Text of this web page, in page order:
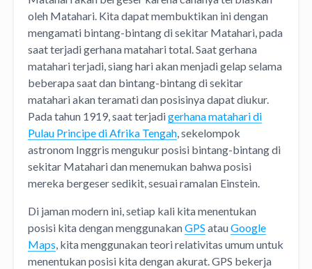
oleh Matahari. Kita dapat membuktikan ini dengan
mengamati bintang-bintang di sekitar Matahari, pada
saat terjadi gerhana matahari total. Saat gerhana
matahari terjadi, siang hari akan menjadi gelap selama
beberapa saat dan bintang-bintang di sekitar
matahari akan teramati dan posisinya dapat diukur.
Pada tahun 1919, saat terjadigerhana matahari di
Pulau Principe di Afrika Tengah, sekelompok
astronom Inggris mengukur posisi bintang-bintang di
sekitar Matahari dan menemukan bahwa posisi
mereka bergeser sedikit, sesuai ramalan Einstein.
Di jaman modern ini, setiap kali kita menentukan
posisi kita dengan menggunakanGPS atauGoogle
Maps, kita menggunakan teori relativitas umum untuk
menentukan posisi kita dengan akurat. GPS bekerja